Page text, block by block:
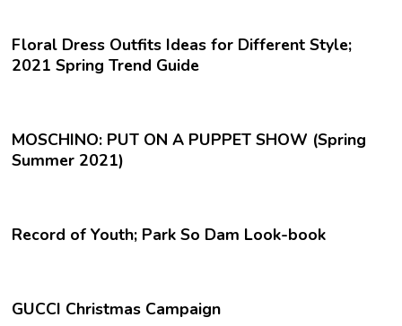
Floral Dress Outfits Ideas for Different Style;
2021 Spring Trend Guide
MOSCHINO: PUT ON A PUPPET SHOW (Spring
Summer 2021)
Record of Youth; Park So Dam Look-book
GUCCI Christmas Campaign